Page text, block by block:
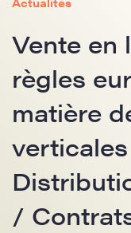
Vente en
règles
matière
/